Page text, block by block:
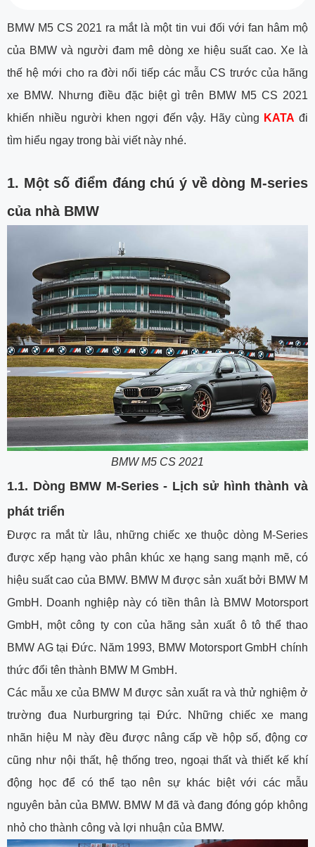
BMW M5 CS 2021 ra mắt là một tin vui đối với fan hâm mộ
của BMW và người đam mê dòng xe hiệu suất cao. Xe là
thế hệ mới cho ra đời nối tiếp các mẫu CS trước của hãng
xe BMW. Nhưng điều đặc biệt gì trên BMW M5 CS 2021
khiến nhiều người khen ngợi đến vậy. Hãy cùng KATA đi
tìm hiểu ngay trong bài viết này nhé.
1. Một số điểm đáng chú ý về dòng M-series
của nhà BMW
BMW M5 CS 2021
1.1. Dòng BMW M-Series - Lịch sử hình thành và
phát triển
Được ra mắt từ lâu, những chiếc xe thuộc dòng M-Series
được xếp hạng vào phân khúc xe hạng sang mạnh mẽ, có
hiệu suất cao của BMW. BMW M được sản xuất bởi BMW M
GmbH. Doanh nghiệp này có tiền thân là BMW Motorsport
GmbH, một công ty con của hãng sản xuất ô tô thể thao
BMW AG tại Đức. Năm 1993, BMW Motorsport GmbH chính
thức đổi tên thành BMW M GmbH.
Các mẫu xe của BMW M được sản xuất ra và thử nghiệm ở
trường đua Nurburgring tại Đức. Những chiếc xe mang
nhãn hiệu M này đều được nâng cấp về hộp số, động cơ
cũng như nội thất, hệ thống treo, ngoại thất và thiết kế khí
động học để có thể tạo nên sự khác biệt với các mẫu
nguyên bản của BMW. BMW M đã và đang đóng góp không
nhỏ cho thành công và lợi nhuận của BMW.